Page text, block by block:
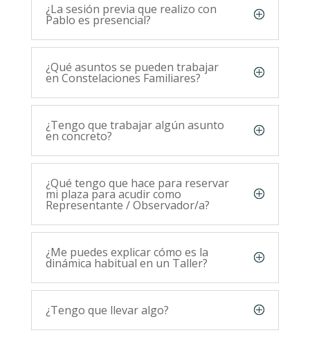
¿La sesión previa que realizo con
Pablo es presencial?
¿Qué asuntos se pueden trabajar
en Constelaciones Familiares?
¿Tengo que trabajar algún asunto
en concreto?
¿Qué tengo que hace para reservar
mi plaza para acudir como
Representante / Observador/a?
¿Me puedes explicar cómo es la
dinámica habitual en un Taller?
¿Tengo que llevar algo?